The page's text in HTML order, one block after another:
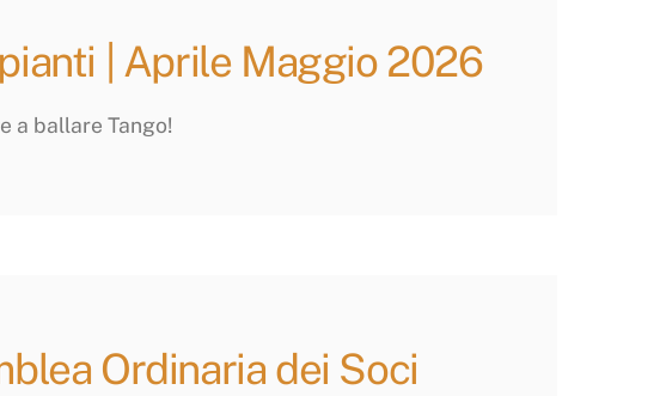
| Aprile Maggio 2026
a ballare Tango!
Ordinaria dei Soci